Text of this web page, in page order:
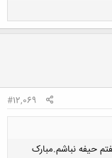
#12,069
حیفه نباشم.مبارک